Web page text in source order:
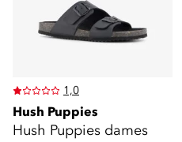
1,0
Hush Puppies
Hush Puppies dames